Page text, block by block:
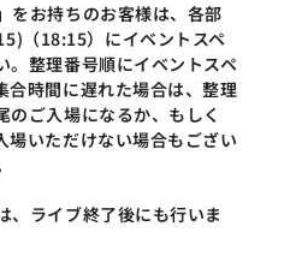
をお持ちのお客様は、各部
（18:15）にイベントスペ
。整理番号順にイベントスペ
合時間に遅れた場合は、整理
のご入場になるか、もしく
場いただけない場合もござい
ライブ終了後にも行いま